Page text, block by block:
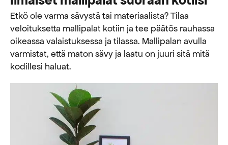
Etkö ole varma sävystä tai materiaalista? Tilaa
veloituksetta mallipalat kotiin ja tee päätös rauhassa
oikeassa valaistuksessa ja tilassa. Mallipalan avulla
varmistat, että maton sävy ja laatu on juuri sitä mitä
kodillesi haluat.